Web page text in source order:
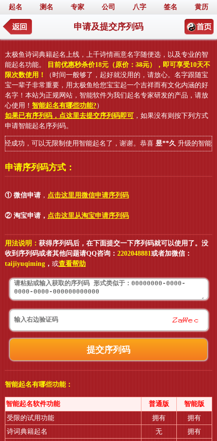
起名 测名 专家 公司 八字 签名 黄历
申请及提交序列码
太极鱼诗词典籍起名上线，上千诗情画意名字随便选，以及专业的智
能起名功能。
目前优惠秒杀价18元（原价： 38元），即可享受10天不
限次数使用！
（时间一般够了，起好就没用的，请放心。名字跟随宝
宝一辈子非常重要，用太极鱼给您宝宝起一个吉祥而有文化内涵的好
名字！本站为正规网站，智能软件为我们起名专家研发的产品，请放
心使用！ 智能起名有哪些功能?）
如果已有序列码，点这里去提交序列码即可 ，如果没有则按下列方式
申请智能起名序列码。
成功，可以无限制使用智能起名了，谢谢。恭喜昱**久升级的智能起
申请序列码方式：
① 微信申请 ， 点击这里用微信申请序列码
② 淘宝申请 ， 点击这里从淘宝申请序列码
用法说明： 获得序列码后，在下面提交一下序列码就可以使用了。没
收到序列码或者其他问题请QQ咨询： 2202048881或者加微信：
taijiyuqiming ， 或查看帮助
智能起名有哪些功能：
智能起名软件功能 普通版
智能版
受限的试用功能
拥有
拥有
诗词典籍起名
无
拥有